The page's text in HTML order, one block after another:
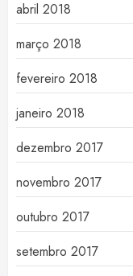
abril 2018
março 2018
fevereiro 2018
janeiro 2018
dezembro 2017
novembro 2017
outubro 2017
setembro 2017